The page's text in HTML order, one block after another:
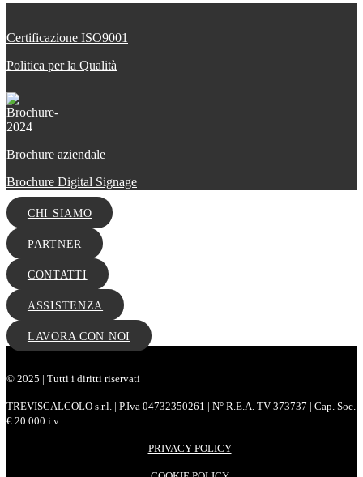
Certificazione ISO9001
Politica per la Qualità
Brochure aziendale
Brochure Digital Signage
CHI SIAMO
PARTNER
CONTATTI
ASSISTENZA
LAVORA CON NOI
© 2025 | Tutti i diritti riservati
TREVISCALCOLO s.r.l. | P.Iva 04732350261 | N° R.E.A. TV-373737 | Cap. Soc.
€ 20.000 i.v.
PRIVACY POLICY